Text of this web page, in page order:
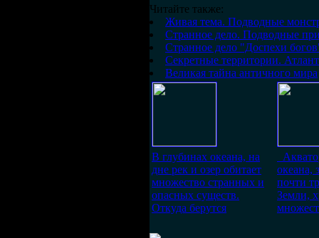
Читайте также:
Живая тема. Подводные
Странное дело. Подводные
Странное дело "Доспехи
Секретные территории.
Великая тайна античного мира
В глубинах океана, на
дне рек и озер обитает
множество странных и
опасных существ.
Откуда берутся
океана,
почти
Земли,